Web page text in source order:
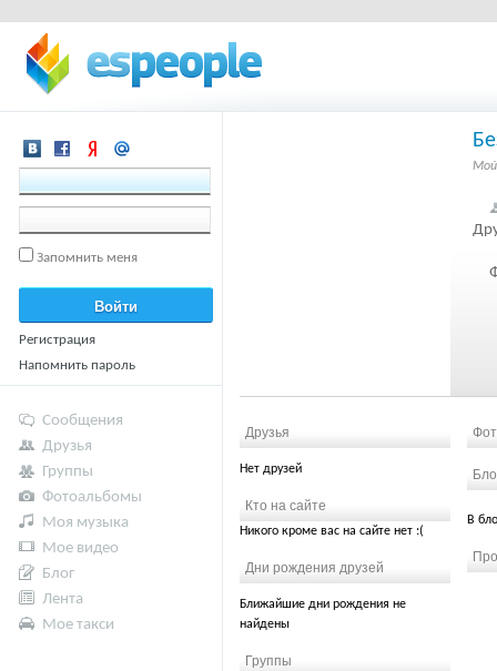
Запомнить меня
Регистрация
Напомнить пароль
Сообщения
Друзья
Группы
Фотоальбомы
Моя музыка
Мое видео
Блог
Лента
Мое такси
Друзья
Нет друзей
Кто на сайте
Никого кроме вас на сайте нет :(
Дни рождения друзей
Ближайшие дни рождения не
найдены
Группы
В